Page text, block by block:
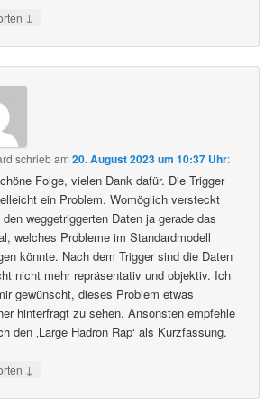
↓
schriebam20. August 2023 um 10:37 Uhr:
Folge, vielen Dank dafür. Die Trigger
ein Problem. Womöglich versteckt
weggetriggerten Daten ja gerade das
welches Probleme im Standardmodell
könnte. Nach dem Trigger sind die Daten
nicht mehr repräsentativ und objektiv. Ich
gewünscht, dieses Problem etwas
hinterfragt zu sehen. Ansonsten empfehle
den ‚Large Hadron Rap‘ als Kurzfassung.
↓